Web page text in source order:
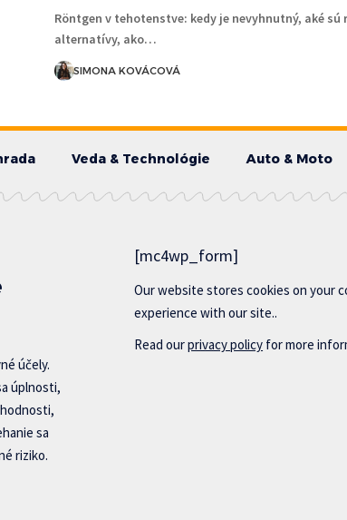
Röntgen v tehotenstve: kedy je nevyhnutný, aké sú
alternatívy, ako…
SIMONA KOVÁCOVÁ
Veda & Technológie Auto & Moto
účely.
úplnosti,
sa
riziko.
[mc4wp_form]
Our website stores cookies on your
experience with our site..
Read ourprivacy policy for more